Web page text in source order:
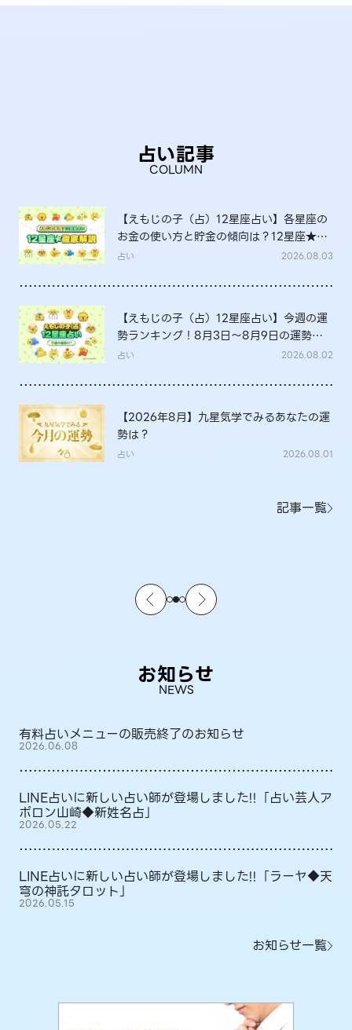
占い記事
COLUMN
【えもじの子（占）12星座占い】各星座の
お金の使い方と貯金の傾向は？12星座★徹
底解説
占い 2026.08.03
【えもじの子（占）12星座占い】今週の運
勢ランキング！8月3日～8月9日の運勢
は？
占い 2026.08.02
【2026年8月】九星気学でみるあなたの運
勢は？
占い 2026.08.01
記事一覧
お知らせ
NEWS
有料占いメニューの販売終了のお知らせ
2026.06.08
LINE占いに新しい占い師が登場しました!!「占い芸人ア
ポロン山崎◆新姓名占」
2026.05.22
LINE占いに新しい占い師が登場しました!!「ラーヤ◆天
穹の神託タロット」
2026.05.15
お知らせ一覧